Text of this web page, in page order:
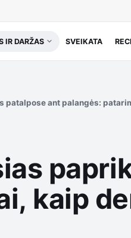
IR DARŽAS SVEIKATA
patalpose ant palangės:
kaip